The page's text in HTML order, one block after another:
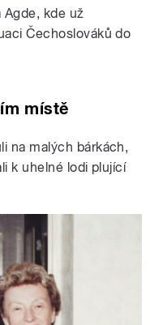
Agde, kde už
Čechoslováků do
místě
na malých bárkách,
k uhelné lodi plující